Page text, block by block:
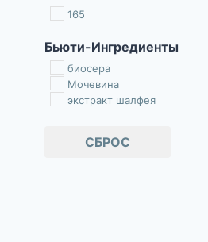
165
Бьюти-Ингредиенты
биосера
Мочевина
экстракт шалфея
СБРОС